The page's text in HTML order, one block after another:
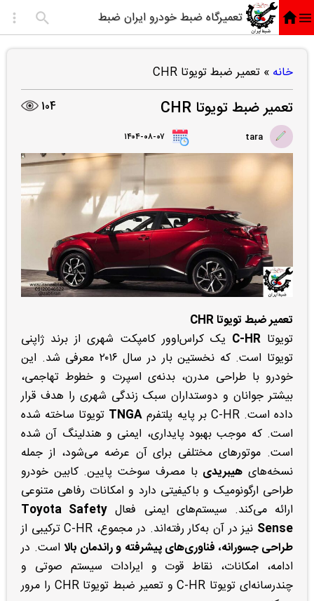
تعمیرگاه ضبط خودرو ایران ضبط
خانه » تعمیر ضبط تویوتا CHR
تعمیر ضبط تویوتا CHR 104
tara ۱۴۰۴-۰۸-۰۷
تعمیر ضبط تویوتا CHR
تویوتاC-HR یک کراس‌اوور کامپکت شهری از برند ژاپنی
تویوتا است. که نخستین بار در سال ۲۰۱۶ معرفی شد. این
خودرو با طراحی مدرن، بدنه‌ی اسپرت و خطوط تهاجمی،
بیشتر جوانان و دوستداران سبک زندگی شهری را هدف قرار
داده است. C-HR بر پایه پلتفرم
TNGA تویوتا ساخته شده
است. که موجب بهبود پایداری، ایمنی و هندلینگ آن شده
است. موتورهای مختلفی برای آن عرضه می‌شود، از جمله
نسخه‌های هیبریدی با مصرف سوخت پایین. کابین خودرو
طراحی ارگونومیک و باکیفیتی دارد و امکانات رفاهی متنوعی
ارائه می‌کند. سیستم‌های ایمنی فعال Toyota Safety
Sense نیز در آن به‌کار رفته‌اند. در مجموع، C-HR ترکیبی از
طراحی جسورانه، فناوری‌های پیشرفته و راندمان بالا است. در
ادامه، امکانات، نقاط قوت و ایرادات سیستم صوتی و
چندرسانه‌ای تویوتا C-HR و تعمیر ضبط تویوتا CHR را مرور